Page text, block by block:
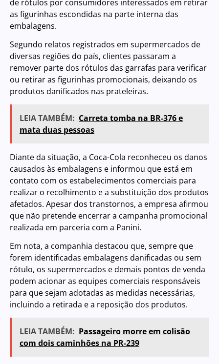
de rótulos por consumidores interessados em retirar
as figurinhas escondidas na parte interna das
embalagens.
Segundo relatos registrados em supermercados de
diversas regiões do país, clientes passaram a
remover parte dos rótulos das garrafas para verificar
ou retirar as figurinhas promocionais, deixando os
produtos danificados nas prateleiras.
LEIA TAMBÉM: Carreta tomba na BR-376 e
mata duas pessoas
Diante da situação, a Coca-Cola reconheceu os danos
causados às embalagens e informou que está em
contato com os estabelecimentos comerciais para
realizar o recolhimento e a substituição dos produtos
afetados. Apesar dos transtornos, a empresa afirmou
que não pretende encerrar a campanha promocional
realizada em parceria com a Panini.
Em nota, a companhia destacou que, sempre que
forem identificadas embalagens danificadas ou sem
rótulo, os supermercados e demais pontos de venda
podem acionar as equipes comerciais responsáveis
para que sejam adotadas as medidas necessárias,
incluindo a retirada e a reposição dos produtos.
LEIA TAMBÉM: Passageiro morre em colisão
com dois caminhões na PR-239